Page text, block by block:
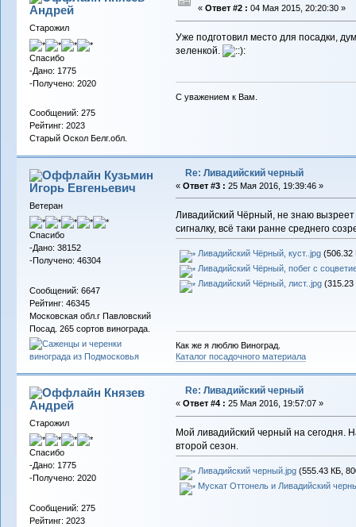
Андрей
Старожил
Спасибо
-Дано: 1775
-Получено: 2020
Сообщений: 275
Рейтинг: 2023
Старый Оскол Белг.обл.
« Ответ #2 : 04 Мая 2015, 20:20:30 »
Уже подготовил место для посадки,
зеленкой.
С уважением к Вам.
Кузьмин
Игорь Евгеньевич
Ветеран
Спасибо
-Дано: 38152
-Получено: 46304
Сообщений: 6647
Рейтинг: 46345
Московская обл.г Павловский
Посад. 265 сортов винограда.
Re: Ливадийский черный
« Ответ #3 : 25 Мая 2016, 19:39:46 »
Ливадийский Чёрный, не знаю вызреет
сигналку, всё таки ранне среднего
Ливадийский Чёрный, куст..jpg(506.32
Ливадийский Чёрный, побег с
Ливадийский Чёрный, лист..jpg(315.23
Как же я люблю Виноград.
Каталог посадочного материала
Князев
Андрей
Старожил
Спасибо
-Дано: 1775
-Получено: 2020
Сообщений: 275
Рейтинг: 2023
Re: Ливадийский черный
« Ответ #4 : 25 Мая 2016, 19:57:07 »
Мой ливадийский черный на сегодня.
второй сезон.
Ливадийский черный.jpg(555.43 КБ,
Мускат Оттонель и Ливадийский